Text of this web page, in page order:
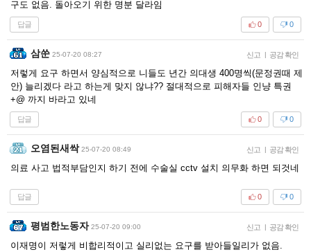
구도 없음. 돌아오기 위한 명분 달라임
답글 0
0
삼쑨 25-07-20 08:27 신고 | 공감 확인
저렇게 요구 하면서 양심적으로 니들도 년간 의대생 400명씩(문정권때 제
안) 늘리겠다 라고 하는게 맞지 않냐?? 절대적으로 피해자들 인냥 특권
+@ 까지 바라고 있네
답글 0
0
오염된새싹 25-07-20 08:49 신고 | 공감 확인
의료 사고 법적부담인지 하기 전에 수술실 cctv 설치 의무화 하면 되것네
답글 0
0
평범한노동자 25-07-20 09:00 신고 | 공감 확인
이재명이 저렇게 비합리적이고 실리없는 요구를 받아들일리가 없음.